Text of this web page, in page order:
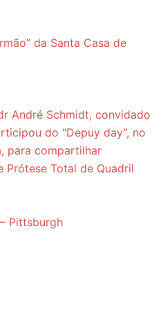
da Santa Casa de
André Schmidt, convidado
do “Depuy day”, no
para compartilhar
Prótese Total de Quadril
Pittsburgh